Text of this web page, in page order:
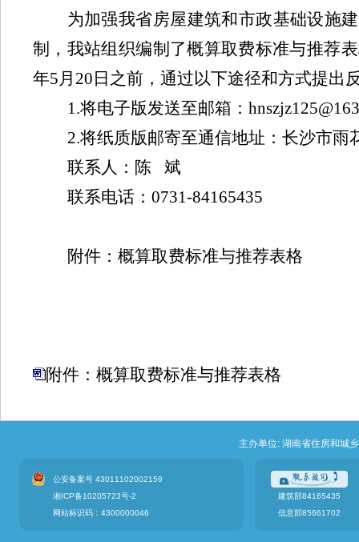
为加强我省房屋建筑和市政基础设施
制 ，我站组织编制了概算取费标准与推荐
年5月 20 日之前，通过以下途径和方式提出
1.将电子版发送至邮箱：
2.将纸质版邮寄至通信地址：长沙市雨
联系人：陈
斌
联系电话： 0731-84165435
附件： 概算取费标准与推荐表格
附件：概算取费标准与推荐表格
主办单位: 湖南省住房和城
公安备案号 43011102002159
湘ICP备10205723号-2
网站标识码：4300000046
建筑部84165435
信息部85661702